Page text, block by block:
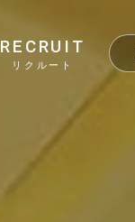
RECRUIT
リクルート